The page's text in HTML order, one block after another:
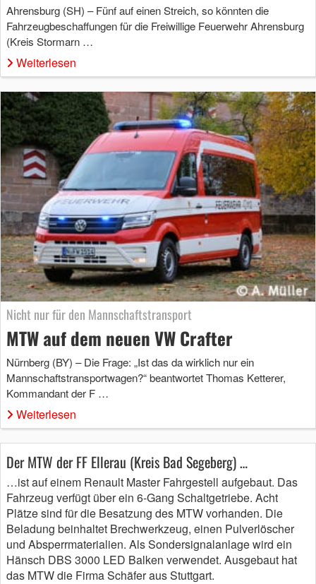
Ahrensburg (SH) – Fünf auf einen Streich, so könnten die
Fahrzeugbeschaffungen für die Freiwillige Feuerwehr Ahrensburg
(Kreis Stormarn …
Weiterlesen
Nicht nur für den Mannschaftstransport
MTW auf dem neuen VW Crafter
Nürnberg (BY) – Die Frage: „Ist das da wirklich nur ein
Mannschaftstransportwagen?“ beantwortet Thomas Ketterer,
Kommandant der F …
Weiterlesen
Der MTW der FF Ellerau (Kreis Bad Segeberg) …
…ist auf einem Renault Master Fahrgestell aufgebaut. Das
Fahrzeug verfügt über ein 6-Gang Schaltgetriebe. Acht
Plätze sind für die Besatzung des MTW vorhanden. Die
Beladung beinhaltet Brechwerkzeug, einen Pulverlöscher
und Absperrmaterialien. Als Sondersignalanlage wird ein
Hänsch DBS 3000 LED Balken verwendet. Ausgebaut hat
das MTW die Firma Schäfer aus Stuttgart.